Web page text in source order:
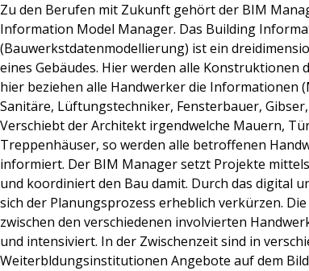
Zu den Berufen mit Zukunft gehört der BIM
Information Model Manager. Das Building
(Bauwerkstdatenmodellierung) ist ein
eines Gebäudes. Hier werden alle Konstruktionen
hier beziehen alle Handwerker die Informationen
Sanitäre, Lüftungstechniker, Fensterbauer,
Verschiebt der Architekt irgendwelche Mauern,
Treppenhäuser, so werden alle betroffenen
informiert. Der BIM Manager setzt Projekte
und koordiniert den Bau damit. Durch das digital
sich der Planungsprozess erheblich verkürzen.
zwischen den verschiedenen involvierten
und intensiviert. In der Zwischenzeit sind in
Weiterbldungsinstitutionen Angebote auf dem